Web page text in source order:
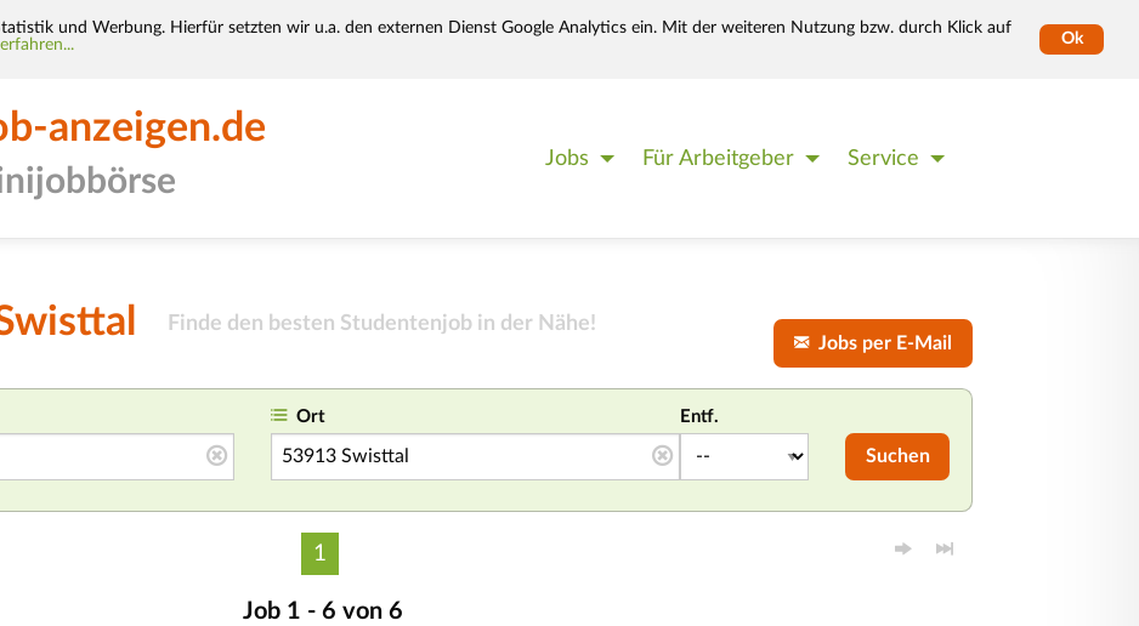
und Werbung. Hierfür setzten wir u.a. den externen Dienst Google Analytics ein. Mit der weiteren Nutzung bzw. durch Klick auf
Ok
anzeigen.de
Jobs Für Arbeitgeber Service
Finde den besten Studentenjob in der Nähe!
Jobs per E-Mail
Ort Entf.
Suchen
1
Job 1 - 6 von 6